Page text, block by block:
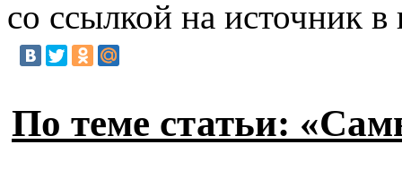
со ссылкой на источник
По теме статьи: